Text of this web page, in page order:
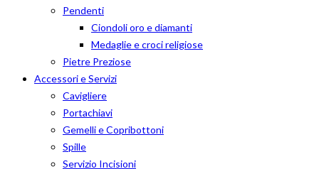
Pendenti
Ciondoli oro e diamanti
Medaglie e croci religiose
Pietre Preziose
Accessori e Servizi
Cavigliere
Portachiavi
Gemelli e Copribottoni
Spille
Servizio Incisioni